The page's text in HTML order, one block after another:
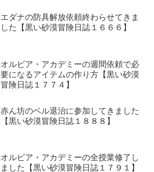
エダナの防具解放依頼終わらせてきま
した【黒い砂漠冒険日誌１６６６】
オルビア・アカデミーの週間依頼で必
要になるアイテムの作り方【黒い砂漠
冒険日誌１７７４】
赤ん坊のベル退治に参加してきました
【黒い砂漠冒険日誌１８８８】
オルビア・アカデミーの全授業修了し
ました【黒い砂漠冒険日誌１７９１】